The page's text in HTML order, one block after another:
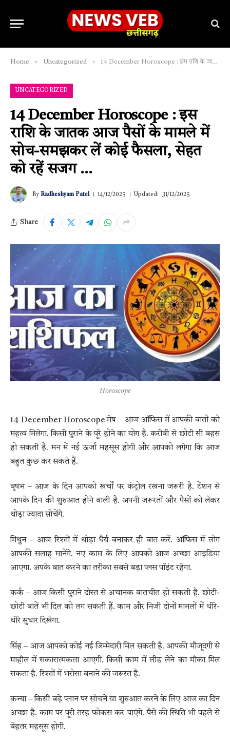
Home » Uncategorized » 14 December Horoscope : इस राशि के जातक आज पैसों के मामले में सोच-समझकर लें कोई फैसला, सेहत को रहें सजग …
UNCATEGORIZED
14 December Horoscope : इस
राशि के जातक आज पैसों के मामले में
सोच-समझकर लें कोई फैसला, सेहत
को रहें सजग …
By Radheshyam Patel 14/12/2025 Updated: 31/12/2025
Share
Horoscope
14 December Horoscope मेष – आज ऑफिस में आपकी बातों को
महत्व मिलेगा. किसी पुराने के पूरे होने का योग है. करीबी से छोटी सी बहस
हो सकती है. मन में नई ऊर्जा महसूस होगी और आपको लगेगा कि आज
बहुत कुछ कर सकते हैं.
वृषभ – आज के दिन आपको खर्चों पर कंट्रोल रखना जरूरी है. टेंशन से
आपके दिन की शुरुआत होने वाली है. अपनी जरूरतों और पैसों को लेकर
थोड़ा ज्यादा सोचेंगे.
मिथुन – आज रिश्तों में थोड़ा धैर्य बनाकर ही बात करें. ऑफिस में लोग
आपकी सलाह मानेंगे. नए काम के लिए आपको आज अच्छा आइडिया
आएगा. अपके बात करने का तरीका सबसे बड़ा प्लस पॉइंट रहेगा.
कर्क – आज किसी पुराने दोस्त से अचानक बातचीत हो सकती है. छोटी-
छोटी बातें भी दिल को लग सकती हैं. काम और निजी दोनों मामलों में धीरे-
धीरे सुधार दिखेगा.
सिंह – आज आपको कोई नई जिम्मेदारी मिल सकती है. आपकी मौजूदगी से
माहौल में सकारात्मकता आएगी. किसी काम में लीड लेने का मौका मिल
सकता है. रिश्तों में भरोसा बनाने की जरूरत है.
कन्या – किसी बड़े प्लान पर सोचने या शुरुआत करने के लिए आज का दिन
अच्छा है. काम पर पूरी तरह फोकस कर पाएंगे. पैसे की स्थिति भी पहले से
बेहतर महसूस होगी.